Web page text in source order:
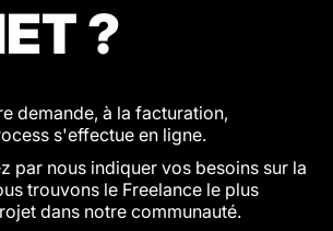
?
demande, à la facturation,
s'effectue en ligne.
par nous indiquer vos besoins sur la
trouvons le Freelance le plus
dans notre communauté.